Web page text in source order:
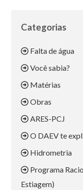
Categorias
Falta de água
Você sabia?
Matérias
Obras
ARES-PCJ
O DAEV te
Hidrometria
Programa
Estiagem)